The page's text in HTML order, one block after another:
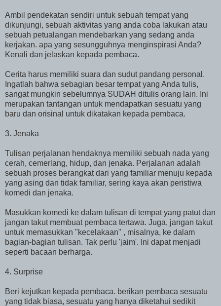
Ambil pendekatan sendiri untuk sebuah tempat yang
dikunjungi, sebuah aktivitas yang anda coba lakukan atau
sebuah petualangan mendebarkan yang sedang anda
kerjakan. apa yang sesungguhnya menginspirasi Anda?
Kenali dan jelaskan kepada pembaca.
Cerita harus memiliki suara dan sudut pandang personal.
Ingatlah bahwa sebagian besar tempat yang Anda tulis,
sangat mungkin sebelumnya SUDAH ditulis orang lain. Ini
merupakan tantangan untuk mendapatkan sesuatu yang
baru dan orisinal untuk dikatakan kepada pembaca.
3. Jenaka
Tulisan perjalanan hendaknya memiliki sebuah nada yang
cerah, cemerlang, hidup, dan jenaka. Perjalanan adalah
sebuah proses berangkat dari yang familiar menuju kepada
yang asing dan tidak familiar, sering kaya akan peristiwa
komedi dan jenaka.
Masukkan komedi ke dalam tulisan di tempat yang patut dan
jangan takut membuat pembaca tertawa. Juga, jangan takut
untuk memasukkan "kecelakaan" , misalnya, ke dalam
bagian-bagian tulisan. Tak perlu 'jaim'. Ini dapat menjadi
seperti bacaan berharga.
4. Surprise
Beri kejutkan kepada pembaca. berikan pembaca sesuatu
yang tidak biasa, sesuatu yang hanya diketahui sedikit